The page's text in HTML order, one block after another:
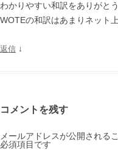
わかりやすい和訳をありがと
WOTEの和訳はあまりネット
返信 ↓
コメントを残す
メールアドレスが公開される
必須項目です